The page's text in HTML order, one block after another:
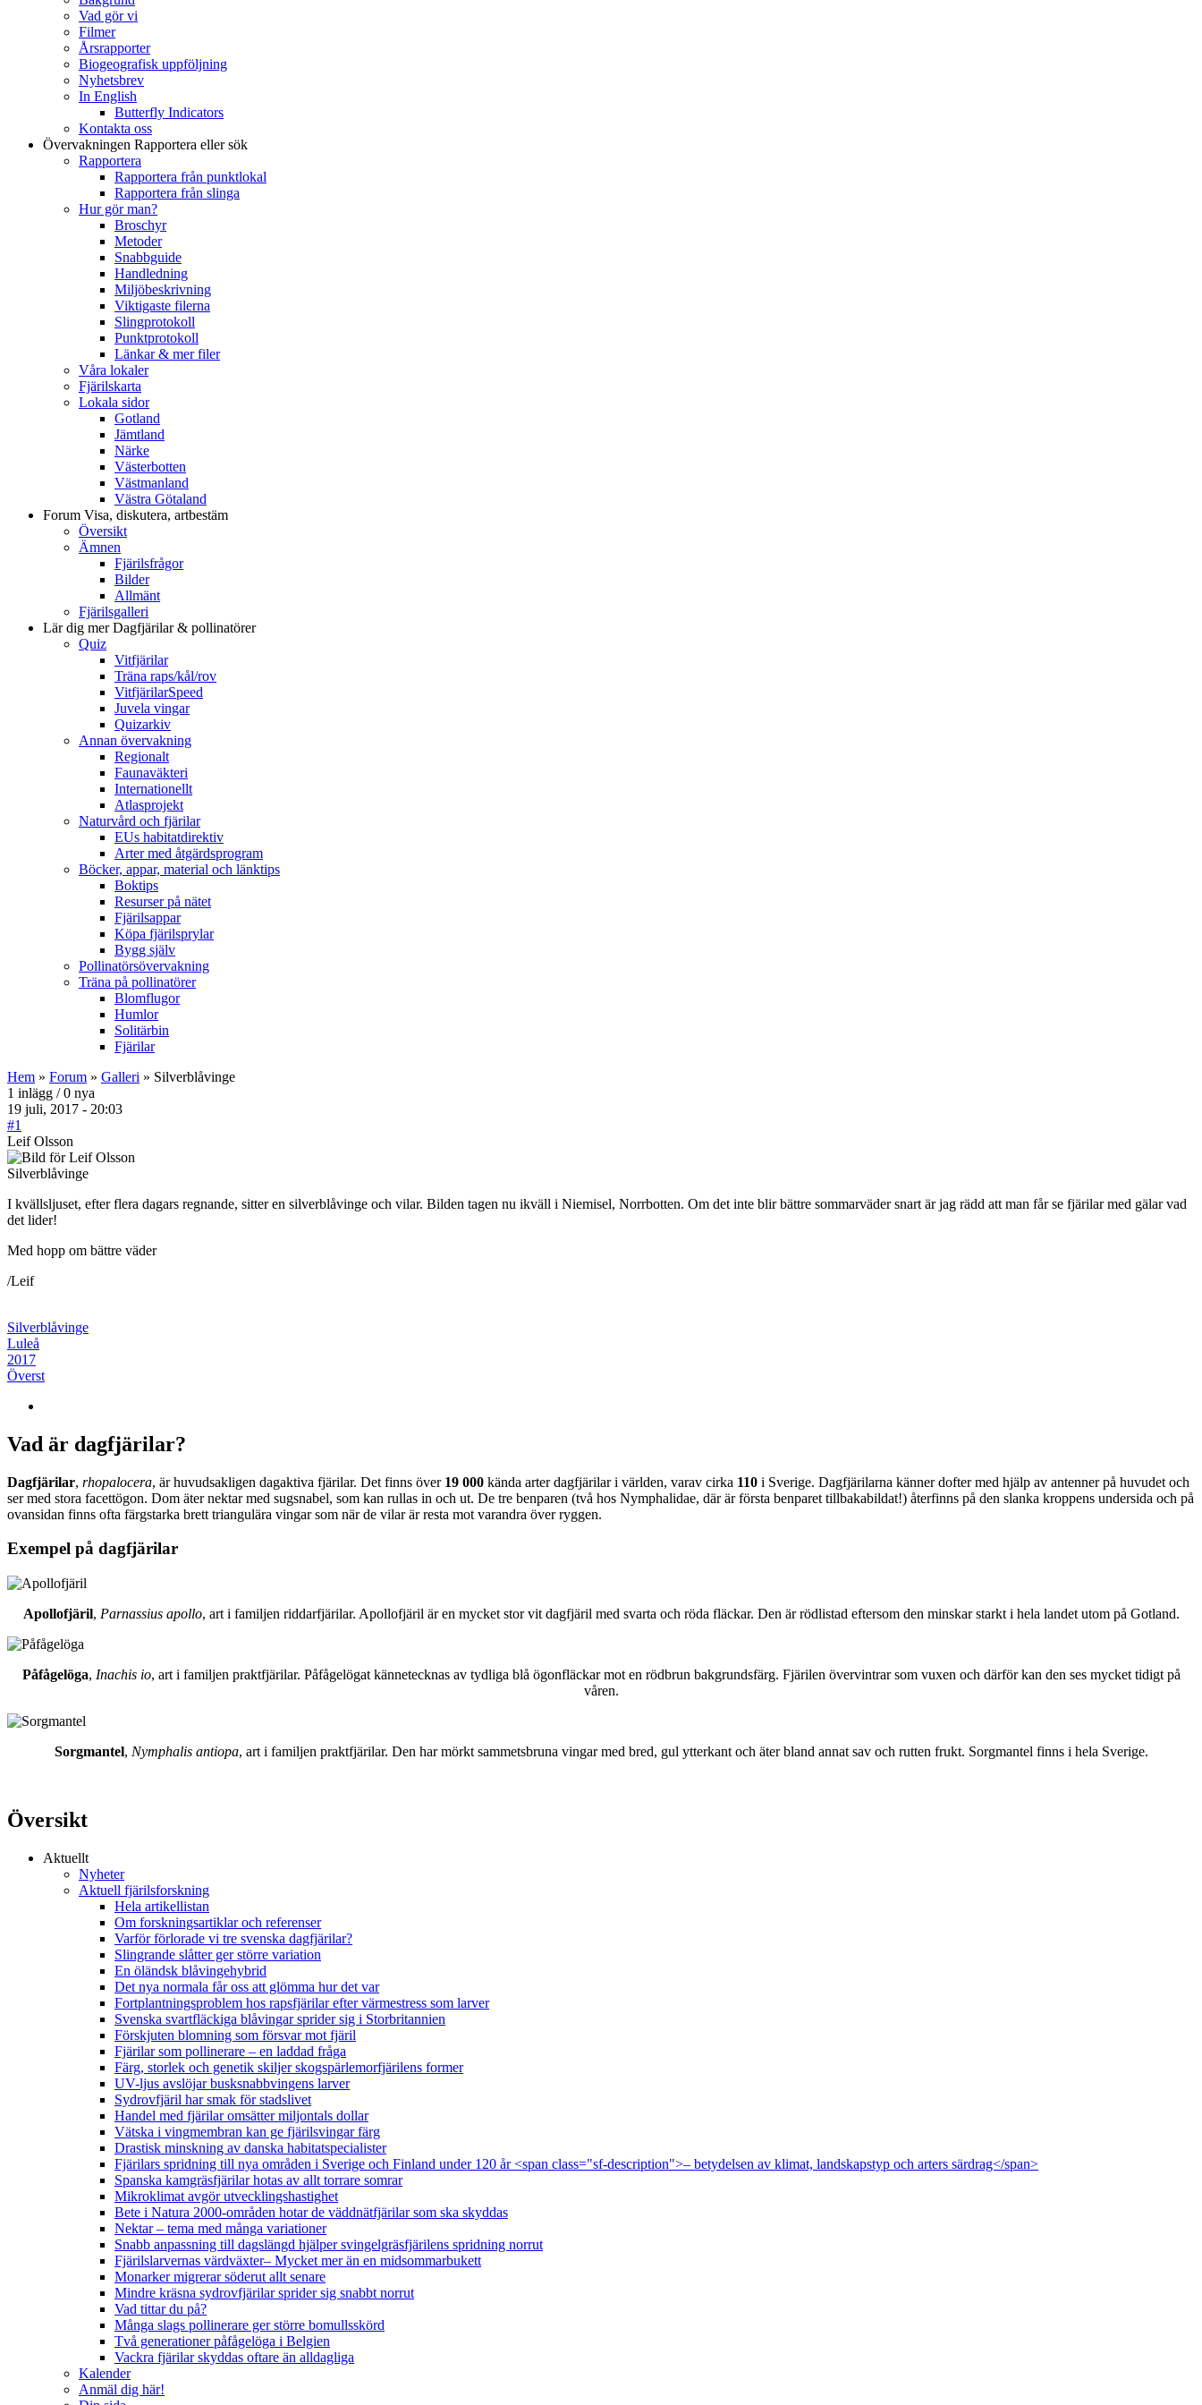
Vad gör vi
Filmer
Årsrapporter
Biogeografisk uppföljning
Nyhetsbrev
In English
Butterfly Indicators
Kontakta oss
Övervakningen Rapportera eller sök
Rapportera
Rapportera från punktlokal
Rapportera från slinga
Hur gör man?
Broschyr
Metoder
Snabbguide
Handledning
Miljöbeskrivning
Viktigaste filerna
Slingprotokoll
Punktprotokoll
Länkar & mer filer
Våra lokaler
Fjärilskarta
Lokala sidor
Gotland
Jämtland
Närke
Västerbotten
Västmanland
Västra Götaland
Forum Visa, diskutera, artbestäm
Översikt
Ämnen
Fjärilsfrågor
Bilder
Allmänt
Fjärilsgalleri
Lär dig merDagfjärilar & pollinatörer
Quiz
Vitfjärilar
Träna raps/kål/rov
VitfjärilarSpeed
Juvela vingar
Quizarkiv
Annan övervakning
Regionalt
Faunaväkteri
Internationellt
Atlasprojekt
Naturvård och fjärilar
EUs habitatdirektiv
Arter med åtgärdsprogram
Böcker, appar, material och länktips
Boktips
Resurser på nätet
Fjärilsappar
Köpa fjärilsprylar
Bygg själv
Pollinatörsövervakning
Träna på pollinatörer
Blomflugor
Humlor
Solitärbin
Fjärilar
Hem » Forum » Galleri » Silverblåvinge
1 inlägg / 0 nya
19 juli, 2017 - 20:03
#1
Leif Olsson
Silverblåvinge
I kvällsljuset, efter flera dagars regnande, sitter en silverblåvinge och vilar. Bilden tagen nu ikväll i Niemisel, Norrbotten. Om det inte blir bättre sommarväder snart är jag rädd att man får se fjärilar med gälar vad
det lider!
Med hopp om bättre väder
/Leif
Silverblåvinge
Luleå
2017
Överst
Vad är dagfjärilar?
Dagfjärilar, rhopalocera, är huvudsakligen dagaktiva fjärilar. Det finns över 19 000 kända arter dagfjärilar i världen, varav cirka 110 i Sverige. Dagfjärilarna känner dofter med hjälp av antenner på huvudet och
ser med stora facettögon. Dom äter nektar med sugsnabel, som kan rullas in och ut. De tre benparen (två hos Nymphalidae, där är första benparet tillbakabildat!) återfinns på den slanka kroppens undersida och på
ovansidan finns ofta färgstarka brett triangulära vingar som när de vilar är resta mot varandra över ryggen.
Exempel på dagfjärilar
Apollofjäril, Parnassius apollo, art i familjen riddarfjärilar. Apollofjäril är en mycket stor vit dagfjäril med svarta och röda fläckar. Den är rödlistad eftersom den minskar starkt i hela landet utom på Gotland.
Påfågelöga, Inachis io, art i familjen praktfjärilar. Påfågelögat kännetecknas av tydliga blå ögonfläckar mot en rödbrun bakgrundsfärg. Fjärilen övervintrar som vuxen och därför kan den ses mycket tidigt på
våren.
Sorgmantel, Nymphalis antiopa, art i familjen praktfjärilar. Den har mörkt sammetsbruna vingar med bred, gul ytterkant och äter bland annat sav och rutten frukt. Sorgmantel finns i hela Sverige.
Översikt
Aktuellt
Nyheter
Aktuell fjärilsforskning
Hela artikellistan
Om forskningsartiklar och referenser
Varför förlorade vi tre svenska dagfjärilar?
Slingrande slåtter ger större variation
En öländsk blåvingehybrid
Det nya normala får oss att glömma hur det var
Fortplantningsproblem hos rapsfjärilar efter värmestress som larver
Svenska svartfläckiga blåvingar sprider sig i Storbritannien
Förskjuten blomning som försvar mot fjäril
Fjärilar som pollinerare – en laddad fråga
Färg, storlek och genetik skiljer skogspärlemorfjärilens former
UV-ljus avslöjar busksnabbvingens larver
Sydrovfjäril har smak för stadslivet
Handel med fjärilar omsätter miljontals dollar
Vätska i vingmembran kan ge fjärilsvingar färg
Drastisk minskning av danska habitatspecialister
Fjärilars spridning till nya områden i Sverige och Finland under 120 år <span class="sf-description">– betydelsen av klimat, landskapstyp och arters särdrag</span>
Spanska kamgräsfjärilar hotas av allt torrare somrar
Mikroklimat avgör utvecklingshastighet
Bete i Natura 2000-områden hotar de väddnätfjärilar som ska skyddas
Nektar – tema med många variationer
Snabb anpassning till dagslängd hjälper svingelgräsfjärilens spridning norrut
Fjärilslarvernas värdväxter– Mycket mer än en midsommarbukett
Monarker migrerar söderut allt senare
Mindre kräsna sydrovfjärilar sprider sig snabbt norrut
Vad tittar du på?
Många slags pollinerare ger större bomullsskörd
Två generationer påfågelöga i Belgien
Vackra fjärilar skyddas oftare än alldagliga
Kalender
Anmäl dig här!